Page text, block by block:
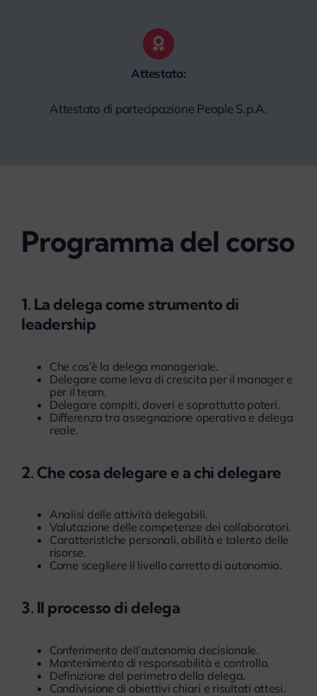
Attestato:
Attestato di partecipazione People S.p.A.
Programma del corso
1. La delega come strumento di
leadership
Che cos’è la delega manageriale.
Delegare come leva di crescita per il manager e
per il team.
Delegare compiti, doveri e soprattutto poteri.
Differenza tra assegnazione operativa e delega
reale.
2. Che cosa delegare e a chi delegare
Analisi delle attività delegabili.
Valutazione delle competenze dei collaboratori.
Caratteristiche personali, abilità e talento delle
risorse.
Come scegliere il livello corretto di autonomia.
3. Il processo di delega
Conferimento dell’autonomia decisionale.
Mantenimento di responsabilità e controllo.
Definizione del perimetro della delega.
Condivisione di obiettivi chiari e risultati attesi.